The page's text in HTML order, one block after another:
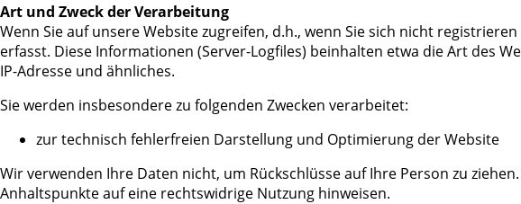
Art und Zweck der Verarbeitung
Wenn Sie auf unsere Website zugreifen, d.h., wenn Sie sich nicht
erfasst. Diese Informationen (Server-Logfiles) beinhalten etwa die Art des
IP-Adresse und ähnliches.
Sie werden insbesondere zu folgenden Zwecken verarbeitet:
zur technisch fehlerfreien Darstellung und Optimierung der Website
Wir verwenden Ihre Daten nicht, um Rückschlüsse auf Ihre Person zu
Anhaltspunkte auf eine rechtswidrige Nutzung hinweisen.